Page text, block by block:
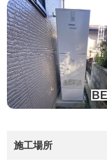
施工場所